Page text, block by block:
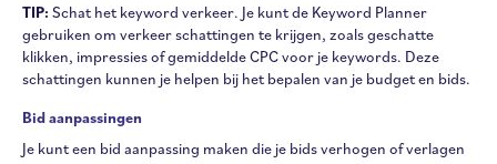
TIP: Schat het keyword verkeer. Je kunt de Keyword Planner
gebruiken om verkeer schattingen te krijgen, zoals geschatte
klikken, impressies of gemiddelde CPC voor je keywords. Deze
schattingen kunnen je helpen bij het bepalen van je budget en bids.
Bid aanpassingen
Je kunt een bid aanpassing maken die je bids verhogen of verlagen